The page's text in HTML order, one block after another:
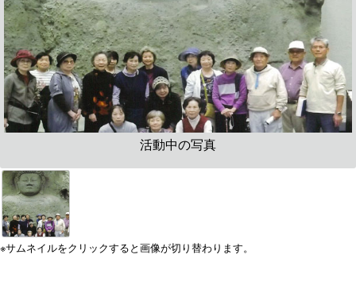
活動中の写真
※サムネイルをクリックすると画像が切り替わります。